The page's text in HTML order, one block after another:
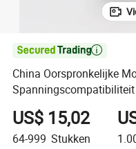

China Oorspronkelijke
Spanningscompatibiliteit
US$ 15,02
64-999 Stukken